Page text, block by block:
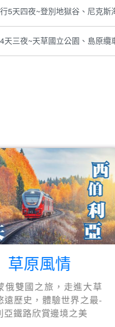
5天四夜~登別地獄谷、尼克斯
天三夜~天草國立公園、島原纜
草原風情
俄雙國之旅，走進大草
遠歷史，體驗世界之最-
亞鐵路欣賞邊境之美